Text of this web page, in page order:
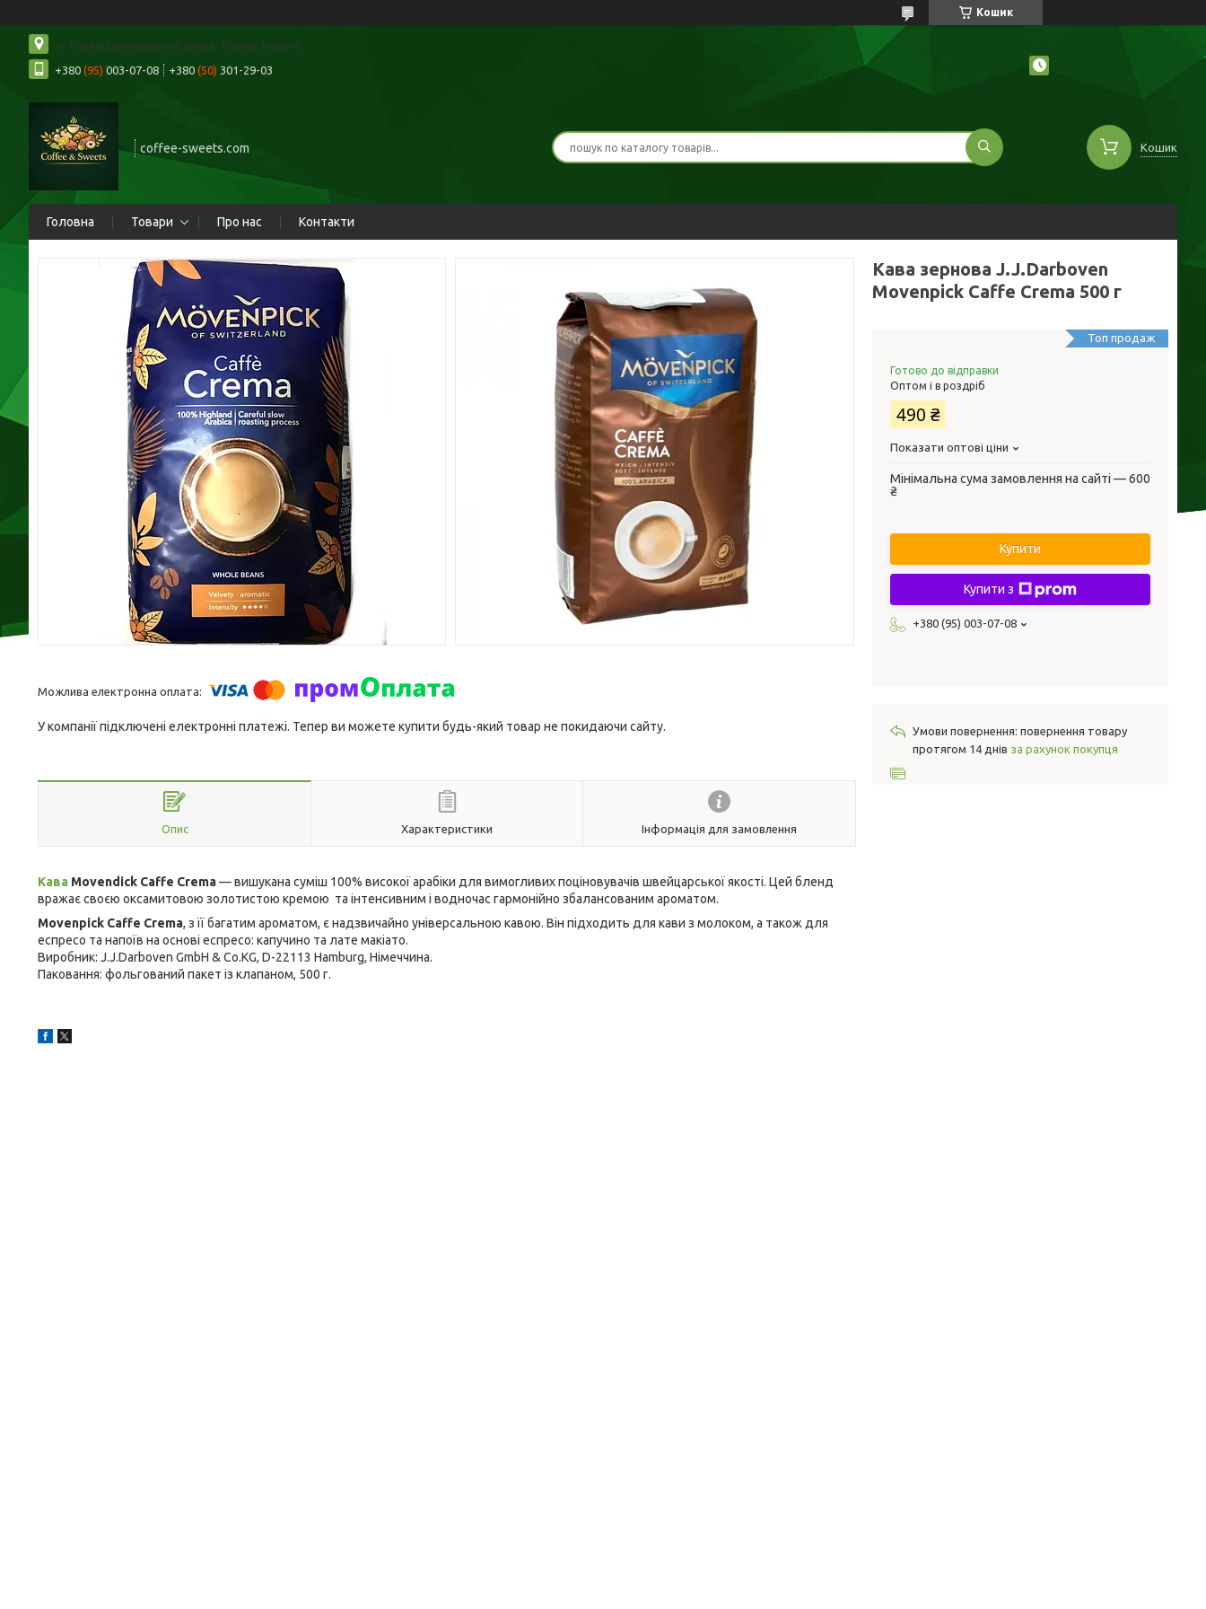
Кошик
м. Харків Центральний ринок, Харків, Україна
+380 (95) 003-07-08 +380 (50) 301-29-03
coffee-sweets.com Кошик
Головна Товари Про нас Контакти
У компанії підключені електронні платежі. Тепер ви можете купити будь-який товар не покидаючи сайту.
Опис Характеристики Інформація для замовлення
Кава Movendick Caffe Crema— вишукана суміш 100% високої арабіки для вимогливих поціновувачів швейцарської якості. Цей бленд
вражає своєю оксамитовою золотистою кремою та інтенсивним і водночас гармонійно збалансованим ароматом.
Movenpick Caffe Crema, з її багатим ароматом, є надзвичайно універсальною кавою. Він підходить для кави з молоком, а також для
еспресо та напоїв на основі еспресо: капучино та лате макіато.
Виробник: J.J.Darboven GmbH & Co.KG, D-22113 Hamburg, Німеччина.
Паковання: фольгований пакет із клапаном, 500 г.
Кава зернова J.J.Darboven
Movenpick Caffe Crema 500 г
Топ продаж
Готово до відправки
Оптом і в роздріб
490 ₴
Показати оптові ціни
Мінімальна сума замовлення на сайті — 600
₴
Купити
Купити з
+380 (95) 003-07-08
повернення товару
протягом 14 днів за рахунок покупця